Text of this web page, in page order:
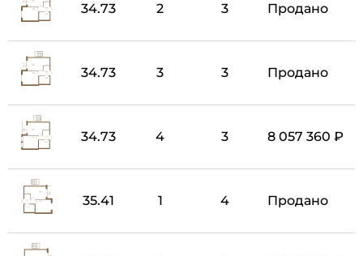
34.73 2 3 Продано
34.73 3 3 Продано
34.73 4 3 8 057 360 ₽
35.41 1 4 Продано